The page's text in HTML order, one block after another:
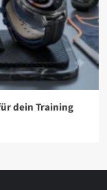
dein Training